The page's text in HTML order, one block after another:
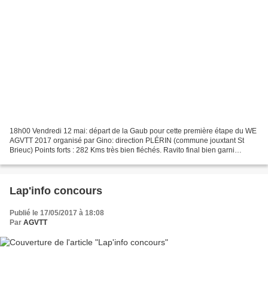
18h00 Vendredi 12 mai: départ de la Gaub pour cette première étape du WE
AGVTT 2017 organisé par Gino: direction PLÉRIN (commune jouxtant St
Brieuc) Points forts : 282 Kms très bien fléchés. Ravito final bien garni
Lap'info concours
Publié le 17/05/2017 à 18:08
Par AGVTT